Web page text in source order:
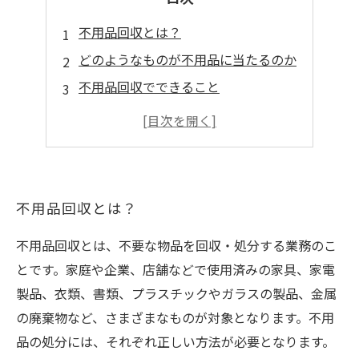
不用品回収とは？
どのようなものが不用品に当たるのか
不用品回収でできること
どうやって不用品回収を依頼するのか
不用品回収とは？
不用品回収とは、不要な物品を回収・処分する業務のこ
とです。家庭や企業、店舗などで使用済みの家具、家電
製品、衣類、書類、プラスチックやガラスの製品、金属
の廃棄物など、さまざまなものが対象となります。不用
品の処分には、それぞれ正しい方法が必要となります。